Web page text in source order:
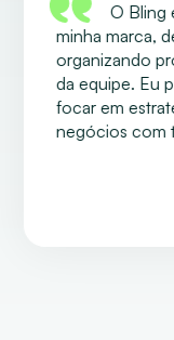
O Bling
minha marca,
organizando
da equipe. Eu
focar em
negócios com